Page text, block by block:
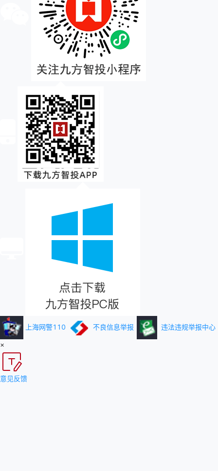
上海网警110 不良信息举报 违法违规举报中心
×
意见反馈